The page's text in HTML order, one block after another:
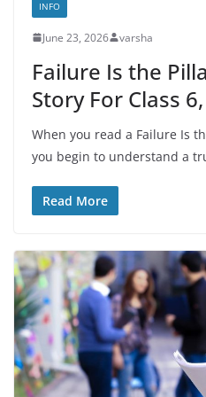
INFO
June 23, 2026 varsha
Failure Is the
Story For Class 6,
When you read a Failure Is
you begin to understand a
Read More